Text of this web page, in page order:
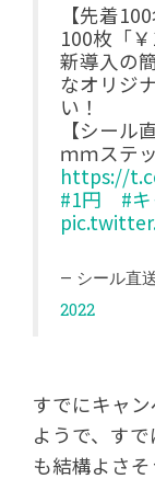
【先着
100枚「
新導入の
なオリジ
い！
【シー
ｍｍステ
https://
#1円
#
— シール直
2022
すでにキャ
ようで、す
も結構よさそ